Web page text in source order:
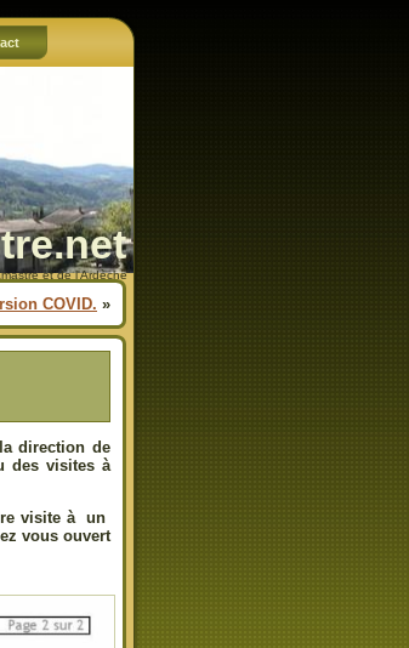
et de l'Ardèche
COVID. »
direction de
des visites à
visite à un
vous ouvert